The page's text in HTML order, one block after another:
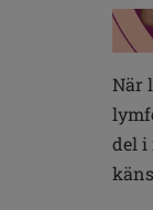
När
del i